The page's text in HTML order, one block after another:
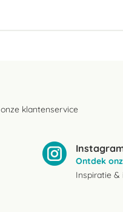
onze klantenservice
Ontdek
Inspiratie